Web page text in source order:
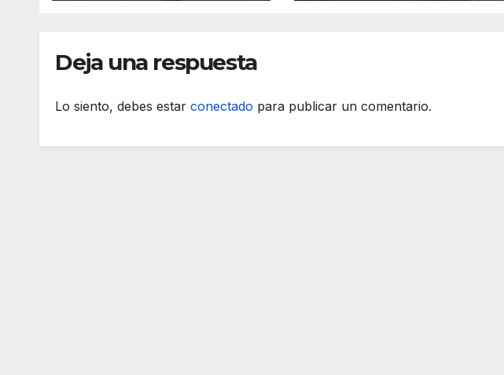
Deja una respuesta
Lo siento, debes estar conectado para publicar un comentario.